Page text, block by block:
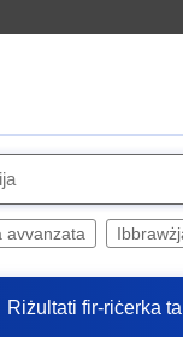
avvanzata
Riżultati fir-riċerka